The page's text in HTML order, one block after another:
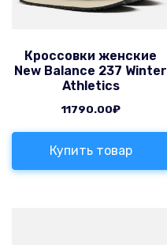
Кроссовки женские
New Balance 237 Winter
Athletics
11790.00₽
Купить товар